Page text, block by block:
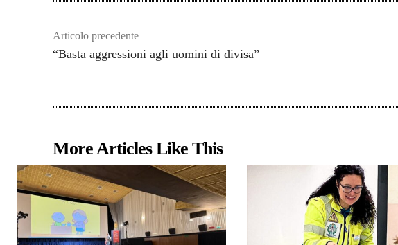
Articolo precedente
“Basta aggressioni agli uomini di divisa”
More Articles Like This